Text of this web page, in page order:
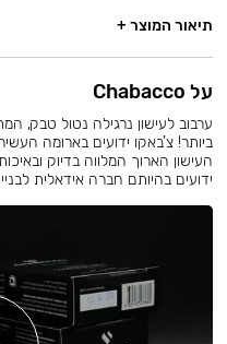
תיאור המוצר +
על Chabacco
ערבוב לעישון נרגילה נטול טבק,
ביותר! צ’באקו ידועים בארומה
העישון הארוך המלווה בדיוק
ידועים בהיותם חברה אידאלית